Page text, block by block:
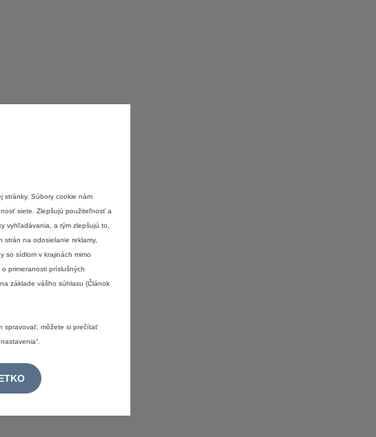
stránky. Súbory cookie nám
siete. Zlepšujú použiteľnosť a
vyhľadávania, a tým zlepšujú to,
na odosielanie reklamy,
so sídlom v krajinách mimo
primeranosti príslušných
základe vášho súhlasu (Článok
spravovať, môžete si prečítať